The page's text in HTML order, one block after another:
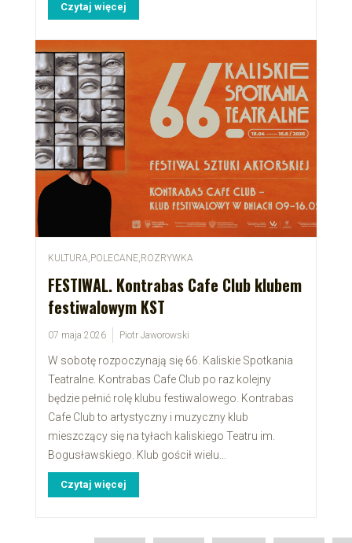
Czytaj więcej
KULTURA,POLECANE,ROZRYWKA
FESTIWAL. Kontrabas Cafe Club klubem
festiwalowym KST
07 maja 2026 Piotr Jaworowski
W sobotę rozpoczynają się 66. Kaliskie Spotkania
Teatralne. Kontrabas Cafe Club po raz kolejny
będzie pełnić rolę klubu festiwalowego. Kontrabas
Cafe Club to artystyczny i muzyczny klub
mieszczący się na tyłach kaliskiego Teatru im.
Bogusławskiego. Klub gościł wielu...
Czytaj więcej